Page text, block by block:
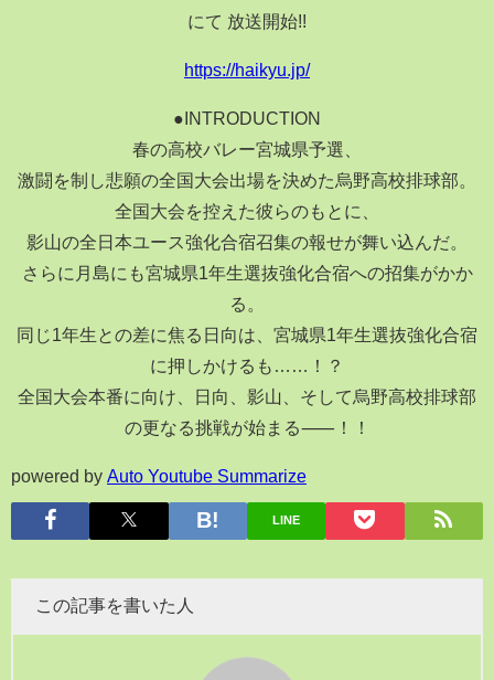
にて 放送開始!!
https://haikyu.jp/
●INTRODUCTION
春の高校バレー宮城県予選、
激闘を制し悲願の全国大会出場を決めた烏野高校排球部。
全国大会を控えた彼らのもとに、
影山の全日本ユース強化合宿召集の報せが舞い込んだ。
さらに月島にも宮城県1年生選抜強化合宿への招集がかか
る。
同じ1年生との差に焦る日向は、宮城県1年生選抜強化合宿
に押しかけるも……！？
全国大会本番に向け、日向、影山、そして烏野高校排球部
の更なる挑戦が始まる⸺！！
powered by Auto Youtube Summarize
LINE
この記事を書いた人